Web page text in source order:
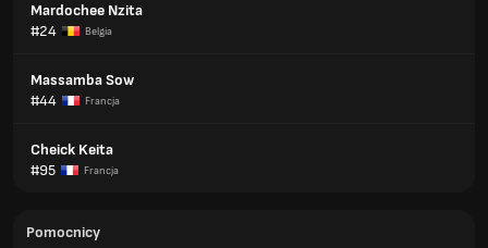
Mardochee Nzita
#24
Belgia
Massamba Sow
#44
Francja
Cheick Keita
#95
Francja
Pomocnicy